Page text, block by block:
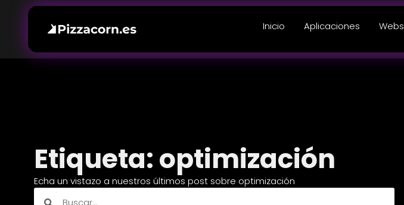
Inicio Aplicaciones Webs
Etiqueta: optimización
Echa un vistazo a nuestros últimos post sobre optimización